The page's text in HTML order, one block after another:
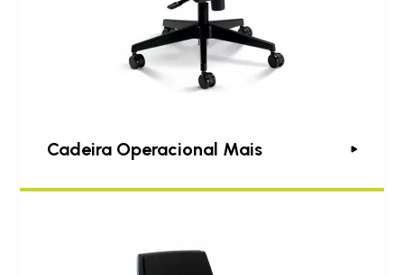
Cadeira Operacional Mais